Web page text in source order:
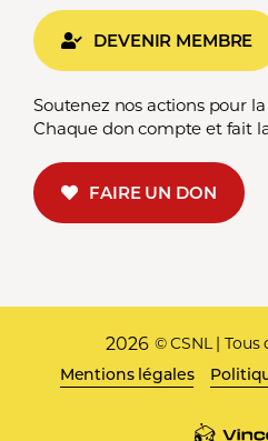
DEVENIR MEMBRE
Soutenez nos actions pour
Chaque don compte et fait
FAIRE UN DON
2026 © CSNL |
Mentions légales